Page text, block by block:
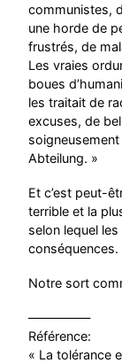
communistes,
une horde de
frustrés, de
Les vraies
boues
les traitait de
excuses, de
Abteilung. »
Et c’est peut-
terrible et la
selon lequel
conséquences.
Notre sort
—————
Référence:
« La tolérance